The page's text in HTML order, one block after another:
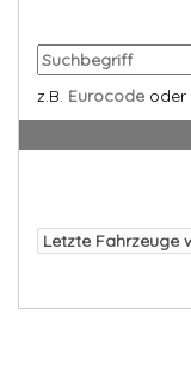
z.B. Eurocode oder